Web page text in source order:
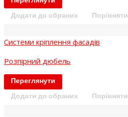
Додати до обраних
Порівняти
Системи кріплення фасадів
Розпірний дюбель
Переглянути
Додати до обраних
Порівняти